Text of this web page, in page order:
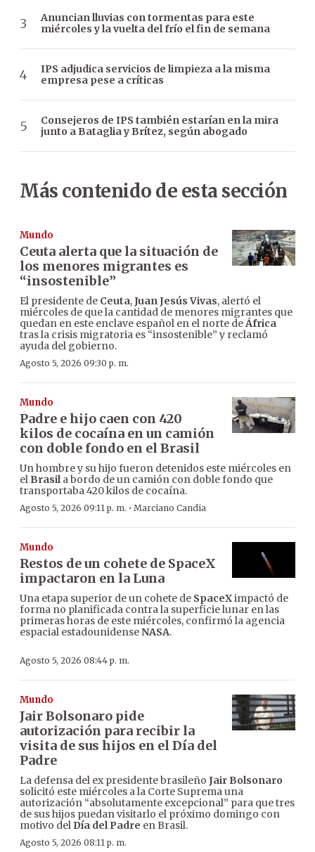
Anuncian lluvias con tormentas para este
miércoles y la vuelta del frío el fin de semana
IPS adjudica servicios de limpieza a la misma
empresa pese a críticas
Consejeros de IPS también estarían en la mira
junto a Bataglia y Brítez, según abogado
Más contenido de esta sección
Mundo
Ceuta alerta que la situación de
los menores migrantes es
“insostenible”
El presidente de Ceuta,Juan Jesús Vivas, alertó el
miércoles de que la cantidad de menores migrantes que
quedan en este enclave español en el norte deÁfrica
tras la crisis migratoria es “insostenible” y reclamó
ayuda del gobierno.
Agosto 5, 2026 09:30 p. m.
Mundo
Padre e hijo caen con 420
kilos de cocaína en un camión
con doble fondo en el Brasil
Un hombre y su hijo fueron detenidos este miércoles en
el Brasila bordo de un camión con doble fondo que
transportaba 420 kilos de cocaína.
Agosto 5, 2026 09:11 p. m. · Marciano Candia
Mundo
Restos de un cohete de SpaceX
impactaron en la Luna
Una etapa superior de un cohete de SpaceXimpactó de
forma no planificada contra la superficie lunar en las
primeras horas de este miércoles, confirmó la agencia
espacial estadounidenseNASA.
Agosto 5, 2026 08:44 p. m.
Mundo
Jair Bolsonaro pide
autorización para recibir la
visita de sus hijos en el Día del
Padre
La defensa del ex presidente brasileño Jair Bolsonaro
solicitó este miércoles a la Corte Suprema una
autorización “absolutamente excepcional” para que tres
de sus hijos puedan visitarlo el próximo domingo con
motivo del Día del Padre en Brasil.
Agosto 5, 2026 08:11 p. m.